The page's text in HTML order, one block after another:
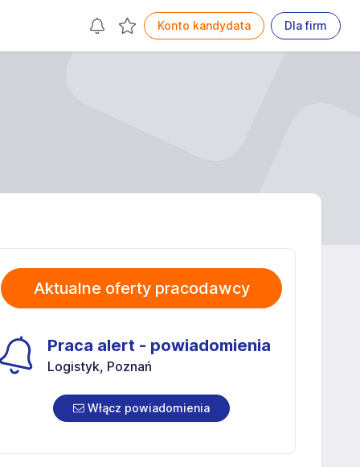
Konto kandydata Dla firm
Aktualne oferty pracodawcy
Praca alert - powiadomienia
Logistyk, Poznań
Włącz powiadomienia